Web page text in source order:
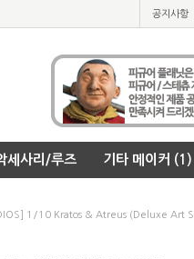
공지사항
세사리/루즈 기타 메이커 (1)
1/10 Kratos & Atreus (Deluxe Art